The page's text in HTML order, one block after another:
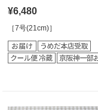
¥6,480
［7号(21cm)］